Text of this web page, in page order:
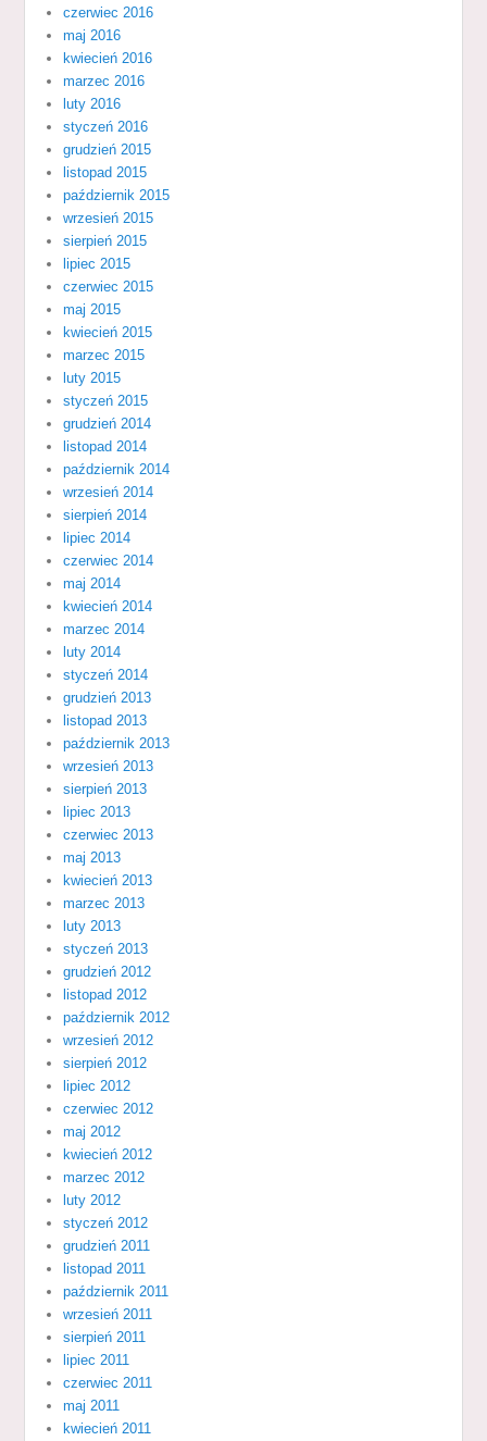
czerwiec 2016
maj 2016
kwiecień 2016
marzec 2016
luty 2016
styczeń 2016
grudzień 2015
listopad 2015
październik 2015
wrzesień 2015
sierpień 2015
lipiec 2015
czerwiec 2015
maj 2015
kwiecień 2015
marzec 2015
luty 2015
styczeń 2015
grudzień 2014
listopad 2014
październik 2014
wrzesień 2014
sierpień 2014
lipiec 2014
czerwiec 2014
maj 2014
kwiecień 2014
marzec 2014
luty 2014
styczeń 2014
grudzień 2013
listopad 2013
październik 2013
wrzesień 2013
sierpień 2013
lipiec 2013
czerwiec 2013
maj 2013
kwiecień 2013
marzec 2013
luty 2013
styczeń 2013
grudzień 2012
listopad 2012
październik 2012
wrzesień 2012
sierpień 2012
lipiec 2012
czerwiec 2012
maj 2012
kwiecień 2012
marzec 2012
luty 2012
styczeń 2012
grudzień 2011
listopad 2011
październik 2011
wrzesień 2011
sierpień 2011
lipiec 2011
czerwiec 2011
maj 2011
kwiecień 2011